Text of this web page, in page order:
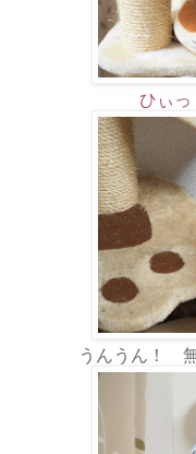
ひぃっ
うんうん！